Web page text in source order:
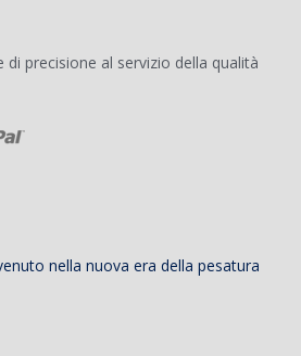
di precisione al servizio della qualità
nella nuova era della pesatura